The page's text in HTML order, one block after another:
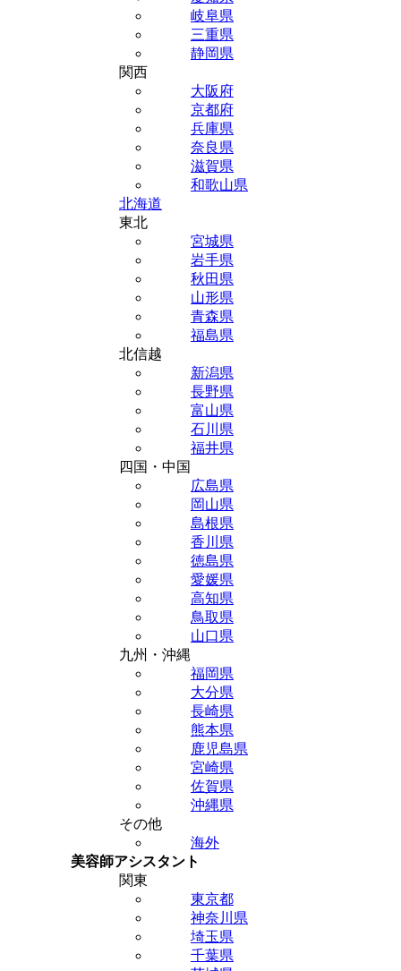
岐阜県
三重県
静岡県
関西
大阪府
京都府
兵庫県
奈良県
滋賀県
和歌山県
北海道
東北
宮城県
岩手県
秋田県
山形県
青森県
福島県
北信越
新潟県
長野県
富山県
石川県
福井県
四国・中国
広島県
岡山県
島根県
香川県
徳島県
愛媛県
高知県
鳥取県
山口県
九州・沖縄
福岡県
大分県
長崎県
熊本県
鹿児島県
宮崎県
佐賀県
沖縄県
その他
海外
美容師アシスタント
関東
東京都
神奈川県
埼玉県
千葉県